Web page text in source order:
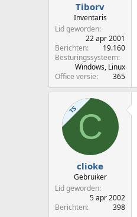
Tiborv
Inventaris
Lid geworden
22 apr 2001
Berichten
19.160
Besturingssysteem
Windows, Linux
Office versie
365
TSC
clioke
Gebruiker
Lid geworden
5 apr 2002
Berichten
398